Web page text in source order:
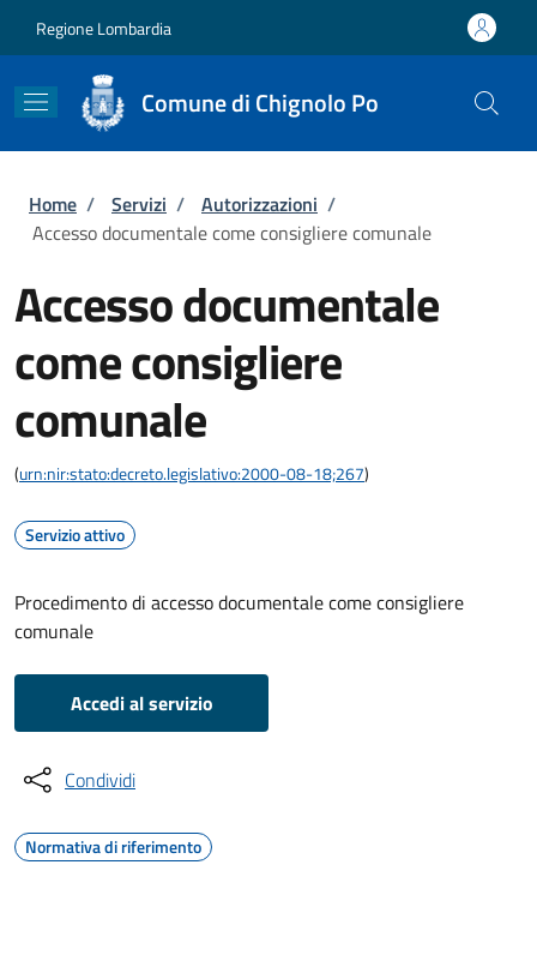
Regione Lombardia
Comune di Chignolo Po
Briciole di pane
Home / Servizi / Autorizzazioni /
Accesso documentale come consigliere comunale
Accesso documentale
come consigliere
comunale
(urn:nir:stato:decreto.legislativo:2000-08-18;267)
Servizio attivo
Procedimento di accesso documentale come consigliere
comunale
Accedi al servizio
Condividi
Normativa di riferimento